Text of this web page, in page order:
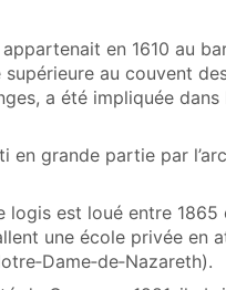
en 1610 au
au couvent
a été impliquée dans
en grande partie par
logis est loué entre
une école privée en